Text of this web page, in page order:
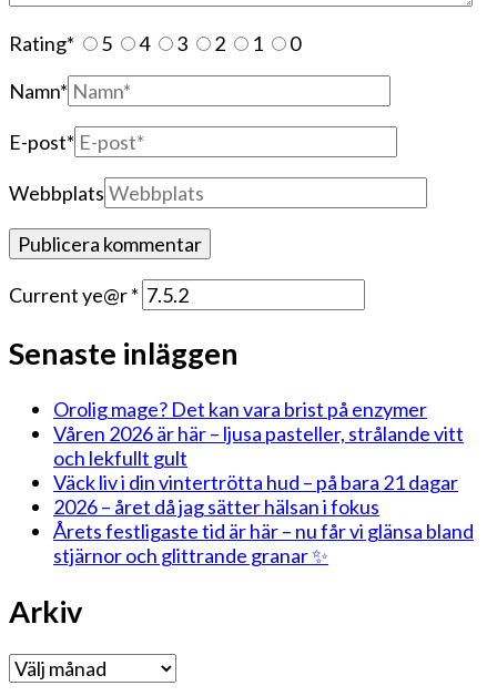
Rating* 5 4 3 2 1
0
Namn*
E-post*
Webbplats
Current ye@r*
Senaste inläggen
Orolig mage? Det kan vara brist på enzymer
Våren 2026 är här – ljusa pasteller, strålande vitt
och lekfullt gult
Väck liv i din vintertrötta hud – på bara 21 dagar
2026 – året då jag sätter hälsan i fokus
Årets festligaste tid är här – nu får vi glänsa bland
stjärnor och glittrande granar ✨
Arkiv
Arkiv